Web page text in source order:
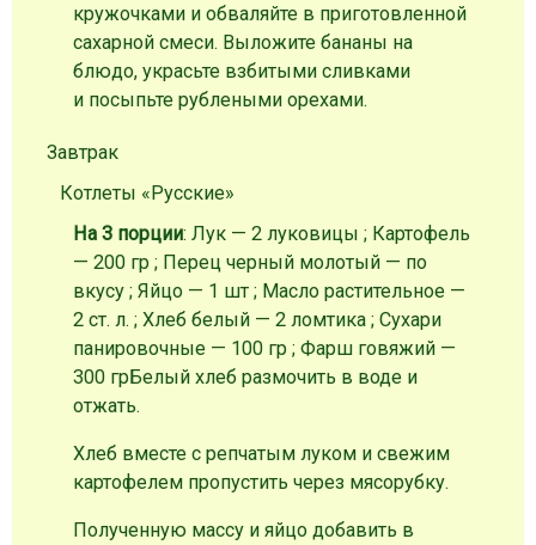
кружочками и обваляйте в приготовленной
сахарной смеси. Выложите бананы на
блюдо, украсьте взбитыми сливками
и посыпьте рублеными орехами.
Завтрак
Котлеты «Русские»
На 3 порции: Лук — 2 луковицы ; Картофель
— 200 гр ; Перец черный молотый — по
вкусу ; Яйцо — 1 шт ; Масло растительное —
2 ст. л. ; Хлеб белый — 2 ломтика ; Сухари
панировочные — 100 гр ; Фарш говяжий —
300 грБелый хлеб размочить в воде и
отжать.
Хлеб вместе с репчатым луком и свежим
картофелем пропустить через мясорубку.
Полученную массу и яйцо добавить в